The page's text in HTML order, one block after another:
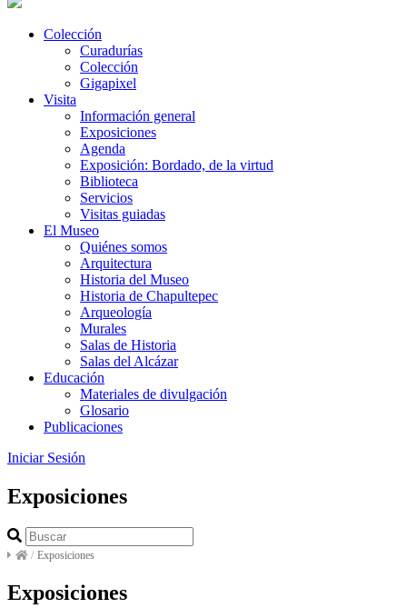
Colección
Curadurías
Colección
Gigapixel
Visita
Información general
Exposiciones
Agenda
Exposición: Bordado, de la virtud
Biblioteca
Servicios
Visitas guiadas
El Museo
Quiénes somos
Arquitectura
Historia del Museo
Historia de Chapultepec
Arqueología
Murales
Salas de Historia
Salas del Alcázar
Educación
Materiales de divulgación
Glosario
Publicaciones
Iniciar Sesión
Exposiciones
/ Exposiciones
Exposiciones